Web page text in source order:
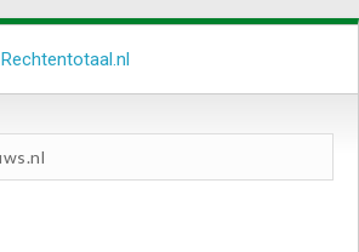
Rechtentotaal.nl